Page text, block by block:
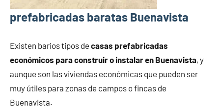
prefabricadas baratas Buenavista
Existen barios tipos de casas prefabricadas
económicos para construir o instalar en Buenavista, y
aunque son las viviendas económicas que pueden ser
muy útiles para zonas de campos o fincas de
Buenavista.